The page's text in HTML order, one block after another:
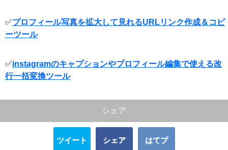
✅プロフィール写真を拡大して見れるURLリンク作成＆コピ
ーツール
✅instagramのキャプションやプロフィール編集で使える改
行一括変換ツール
シェア
ツイート シェア はてブ